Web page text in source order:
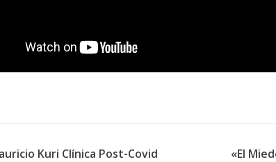
Kuri Clínica Post-Covid «El